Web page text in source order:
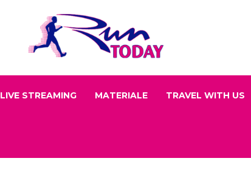
LIVE STREAMING MATERIALE TRAVEL WITH US